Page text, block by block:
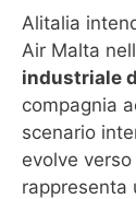
Alitalia
Air Malta
industriale
compagnia
scenario
evolve
rappresenta